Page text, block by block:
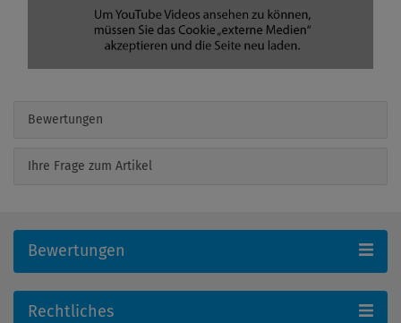
Bewertungen
Ihre Frage zum Artikel
Bewertungen
Rechtliches